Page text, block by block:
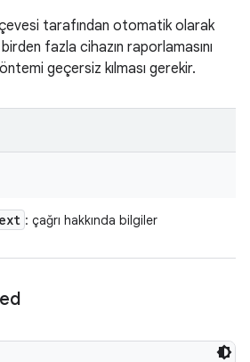
tarafından otomatik olarak
fazla cihazın raporlamasını
geçersiz kılması gerekir.
: çağrı hakkında bilgiler